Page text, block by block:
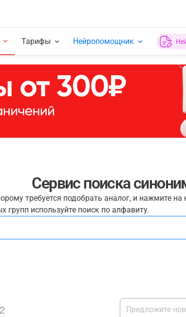
Тарифы Нейропомощник
Сервис поиска
требуется подобрать аналог, и нажмите
групп используйте поиск по алфавиту.